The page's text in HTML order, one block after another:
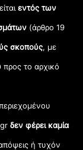
εντός των
(άρθρο 19
σκοπούς, με
προς το αρχικό
δεν φέρει καμία
ή τυχόν